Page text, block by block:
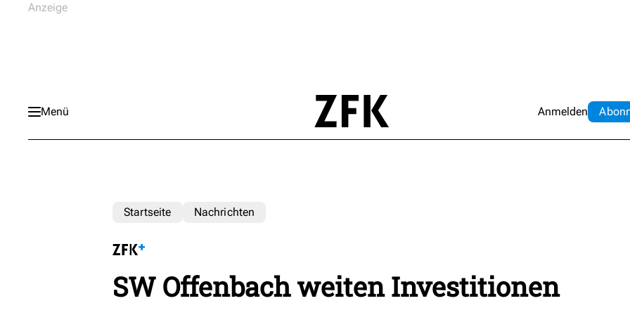
Menü Anmelden Abo
Startseite Nachrichten
SW Offenbach weiten Investitionen